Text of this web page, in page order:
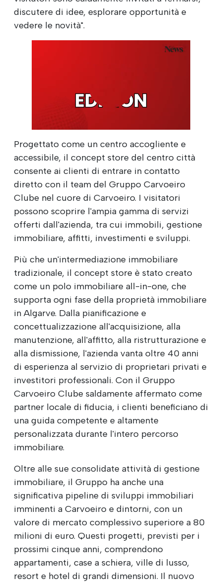
discutere di idee, esplorare opportunità e
vedere le novità".
Progettato come un centro accogliente e
accessibile, il concept store del centro città
consente ai clienti di entrare in contatto
diretto con il team del Gruppo Carvoeiro
Clube nel cuore di Carvoeiro. I visitatori
possono scoprire l'ampia gamma di servizi
offerti dall'azienda, tra cui immobili, gestione
immobiliare, affitti, investimenti e sviluppi.
Più che un'intermediazione immobiliare
tradizionale, il concept store è stato creato
come un polo immobiliare all-in-one, che
supporta ogni fase della proprietà immobiliare
in Algarve. Dalla pianificazione e
concettualizzazione all'acquisizione, alla
manutenzione, all'affitto, alla ristrutturazione e
alla dismissione, l'azienda vanta oltre 40 anni
di esperienza al servizio di proprietari privati e
investitori professionali. Con il Gruppo
Carvoeiro Clube saldamente affermato come
partner locale di fiducia, i clienti beneficiano di
una guida competente e altamente
personalizzata durante l'intero percorso
immobiliare.
Oltre alle sue consolidate attività di gestione
immobiliare, il Gruppo ha anche una
significativa pipeline di sviluppi immobiliari
imminenti a Carvoeiro e dintorni, con un
valore di mercato complessivo superiore a 80
milioni di euro. Questi progetti, previsti per i
prossimi cinque anni, comprendono
appartamenti, case a schiera, ville di lusso,
resort e hotel di grandi dimensioni. Il nuovo